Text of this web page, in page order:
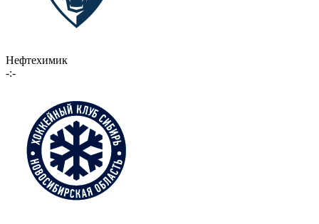
Нефтехимик
-:-